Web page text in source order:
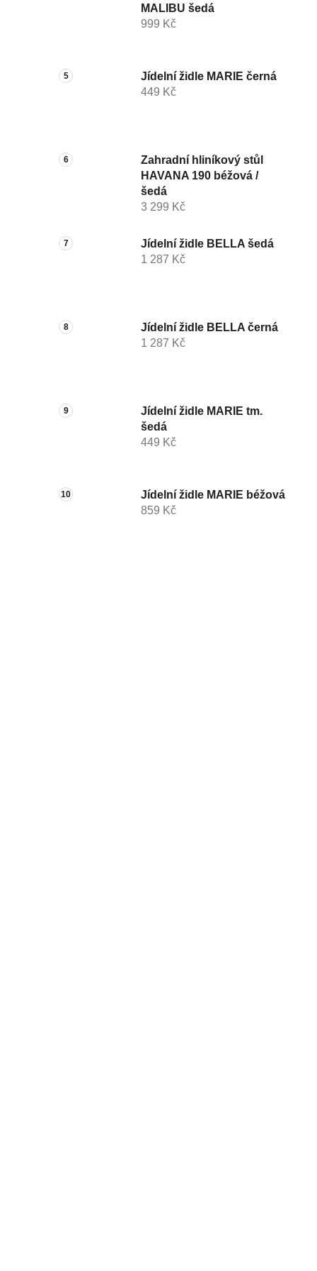
MALIBU šedá
999 Kč
Jídelní židle MARIE černá
449 Kč
Zahradní hliníkový stůl
HAVANA 190 béžová /
šedá
3 299 Kč
Jídelní židle BELLA šedá
1 287 Kč
Jídelní židle BELLA černá
1 287 Kč
Jídelní židle MARIE tm.
šedá
449 Kč
Jídelní židle MARIE béžová
859 Kč